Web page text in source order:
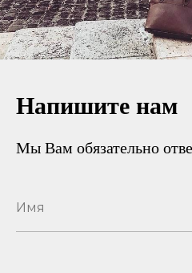
Напишите нам
Мы Вам обязательно